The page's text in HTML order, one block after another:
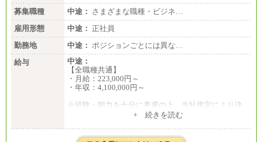
募集職種
中途： さまざまな職種・ビジネ…
雇用形態
中途： 正社員
勤務地
中途： ポジションごとには異な…
給与
中途：
【全職種共通】
・月給：223,000円～
・年収：4,100,000円～
※経験・能力を十分に考慮の上、当社規定により決
+ 続きを読む